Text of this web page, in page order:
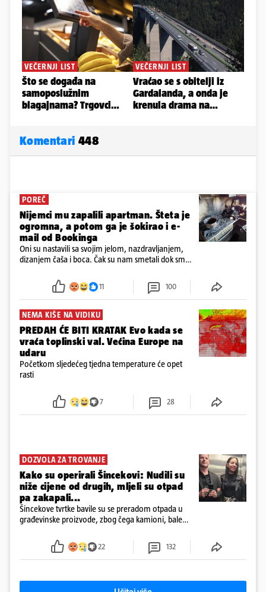
Komentari 448
POREČ
Nijemci mu zapalili apartman. Šteta je
ogromna, a potom ga je šokirao i e-
mail od Bookinga
Oni su nastavili sa svojim jelom, nazdravljanjem,
dizanjem čaša i boca. Čak su nam smetali dok smo
požar, rekao je vlasnik
11 100
NEMA KIŠE NA VIDIKU
PREDAH ĆE BITI KRATAK Evo kada se
vraća toplinski val. Većina Europe na
udaru
Početkom sljedećeg tjedna temperature će opet
rasti
7 28
DOZVOLA ZA TROVANJE
Kako su operirali Šincekovi: Nudili su
niže cijene od drugih, mljeli su otpad
pa zakapali...
Šincekove tvrtke bavile su se preradom otpada u
građevinske proizvode, zbog čega kamioni, bale
22 132